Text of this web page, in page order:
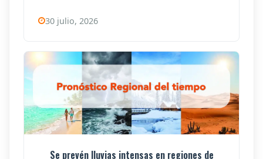
30 julio, 2026
Se prevén lluvias intensas en regiones de